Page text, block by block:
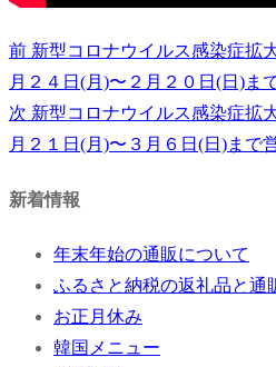
投
稿
ナ
ビ
前 前
の
投
稿:
新型コロナウイルス感染症拡
月２４日(月)〜２月２０日(日)ま
次 次
の
稿:
新型コロナウイルス感染症拡
月２１日(月)〜３月６日(日)まで
新着情報
年末年始の通販について
ふるさと納税の返礼品と通
お正月休み
韓国メニュー